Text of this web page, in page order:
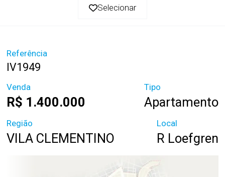
Selecionar
Referência
IV1949
Venda
R$ 1.400.000
Tipo
Apartamento
Região
VILA CLEMENTINO
Local
R Loefgren